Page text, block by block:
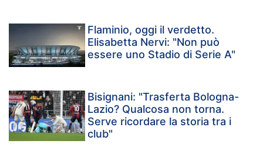
Flaminio, oggi il verdetto.
Elisabetta Nervi: "Non può
essere uno Stadio di Serie A"
Bisignani: "Trasferta Bologna-
Lazio? Qualcosa non torna.
Serve ricordare la storia tra i
club"